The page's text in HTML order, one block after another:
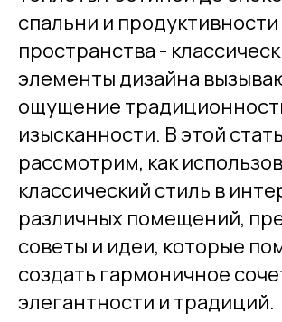
спальни и
пространства -
элементы дизайна
ощущение
изысканности. В этой
рассмотрим, как
классический стиль в
различных помещений,
советы и идеи, которые
создать гармоничное
элегантности и традиций.